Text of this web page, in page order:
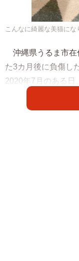
こんなに綺麗な美猫にな
沖縄県うるま市在
た3カ月後に負傷し
2020年7月のある日
ち寄った公園で1匹